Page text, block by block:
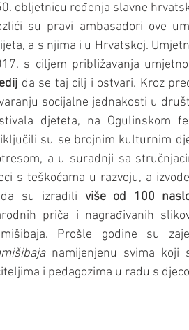
obljetnicu rođenja slavne
su pravi ambasadori ove
a s njima i u Hrvatskoj.
s ciljem približavanja
da se taj cilj i ostvari. Kroz
socijalne jednakosti u
djeteta, na Ogulinskom
su se brojnim kulturnim
a u suradnji sa
s teškoćama u razvoju, a
su izradili više od 100
priča i nagrađivanih
Prošle godine su
namijenjenu svima koji
i pedagozima u radu s